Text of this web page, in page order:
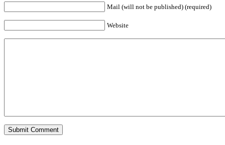
Mail (will not be published) (required)
Website